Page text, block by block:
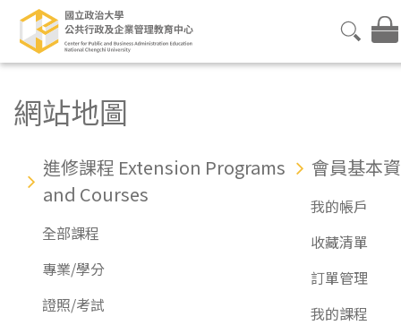
網站地圖
進修課程 Extension Programs
and Courses
全部課程
專業/學分
證照/考試
會員基本
我的帳戶
收藏清單
訂單管理
我的課程